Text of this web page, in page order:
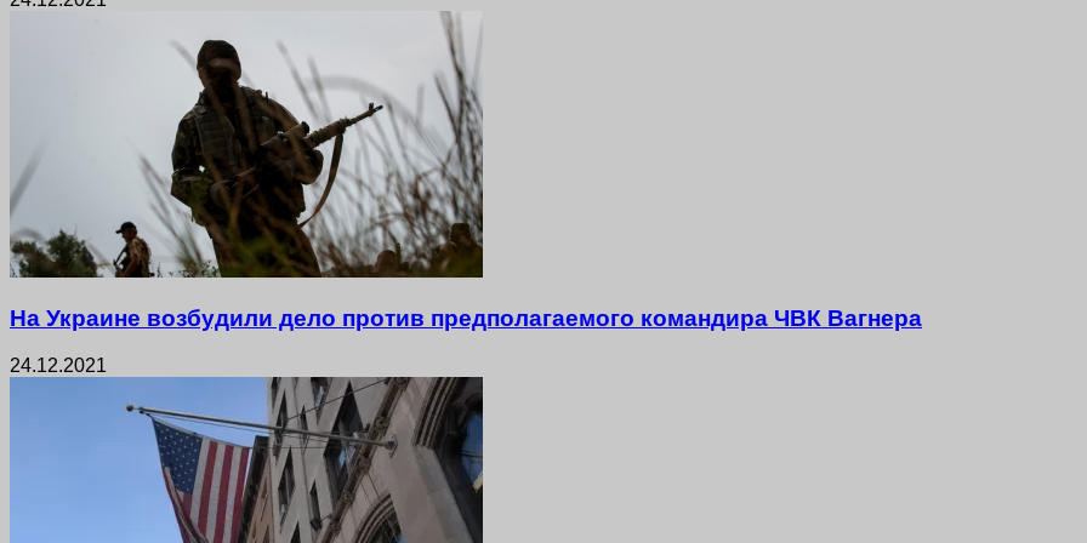
На Украине возбудили дело против предполагаемого командира ЧВК Вагнера
24.12.2021